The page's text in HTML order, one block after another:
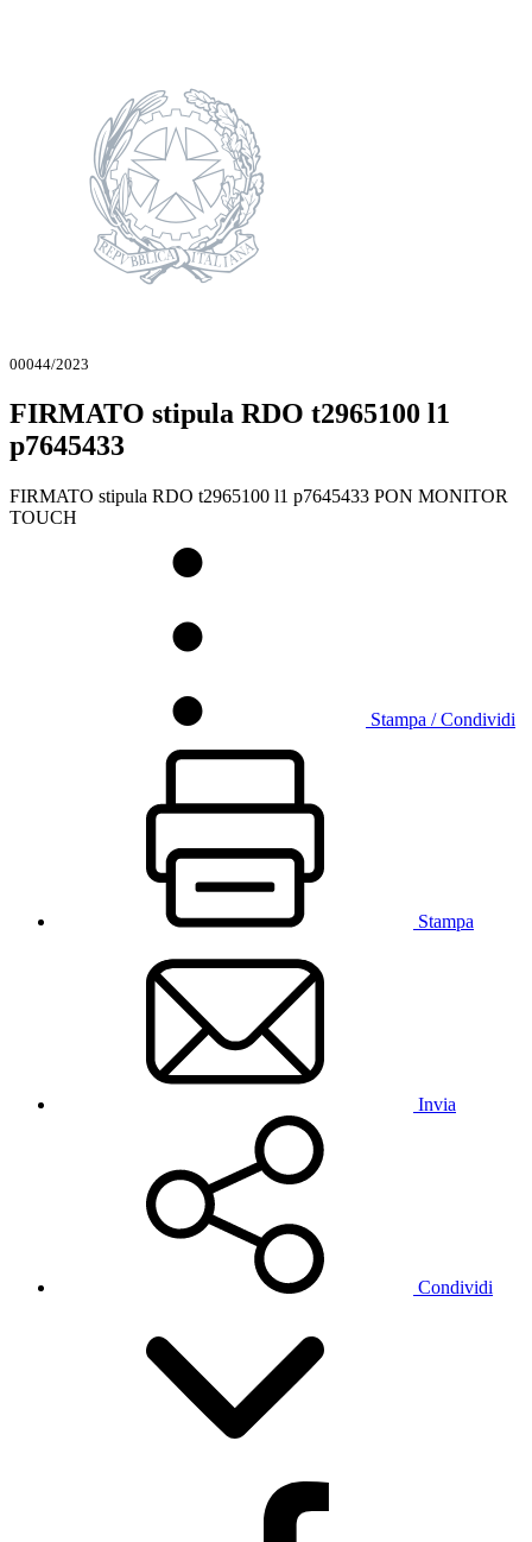
00044/2023
FIRMATO stipula RDO t2965100 l1
p7645433
FIRMATO stipula RDO t2965100 l1 p7645433 PON MONITOR
TOUCH
Stampa / Condividi
Stampa
Invia
Condividi